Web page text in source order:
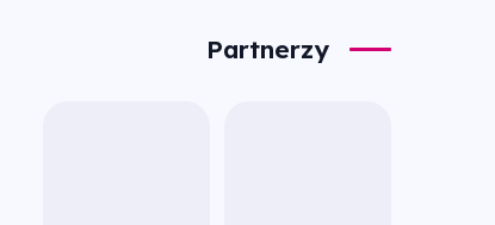
Partnerzy